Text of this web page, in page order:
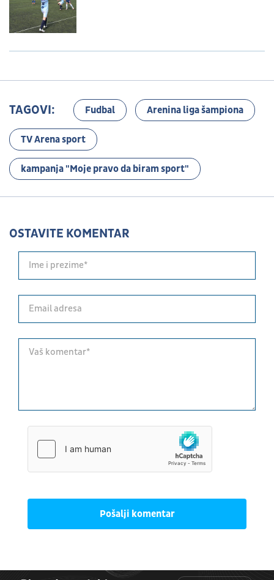
TAGOVI: Fudbal Arenina liga šampiona
TV Arena sport
kampanja "Moje pravo da biram sport"
OSTAVITE KOMENTAR
Pošalji komentar